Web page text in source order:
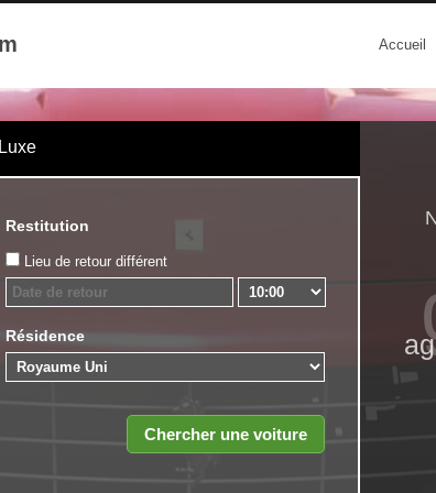
Accueil
Restitution
Lieu de retour différent
Résidence